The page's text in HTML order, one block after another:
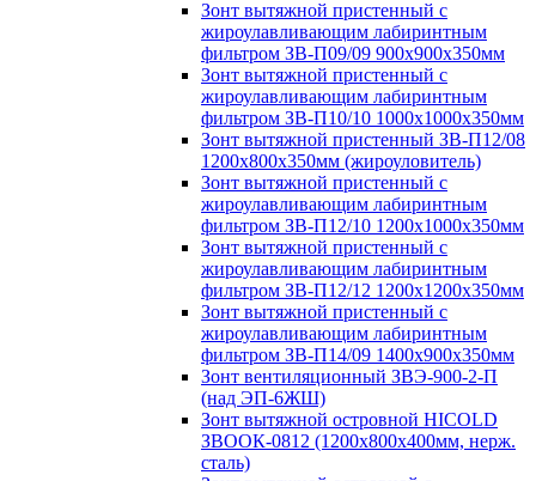
Зонт вытяжной пристенный с
жироулавливающим лабиринтным
фильтром ЗВ-П09/09 900х900х350мм
Зонт вытяжной пристенный с
жироулавливающим лабиринтным
фильтром ЗВ-П10/10 1000х1000х350мм
Зонт вытяжной пристенный ЗВ-П12/08
1200х800х350мм (жироуловитель)
Зонт вытяжной пристенный с
жироулавливающим лабиринтным
фильтром ЗВ-П12/10 1200х1000х350мм
Зонт вытяжной пристенный с
жироулавливающим лабиринтным
фильтром ЗВ-П12/12 1200х1200х350мм
Зонт вытяжной пристенный с
жироулавливающим лабиринтным
фильтром ЗВ-П14/09 1400х900х350мм
Зонт вентиляционный ЗВЭ-900-2-П
(над ЭП-6ЖШ)
Зонт вытяжной островной HICOLD
ЗВООК-0812 (1200х800x400мм, нерж.
сталь)